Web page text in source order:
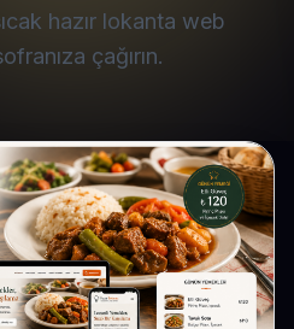
hazır lokanta web
çağırın.